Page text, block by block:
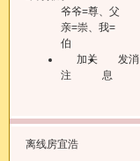
爷爷=尊、父
亲=崇、我=
伯
加关
注
发消
息
离线房宜浩